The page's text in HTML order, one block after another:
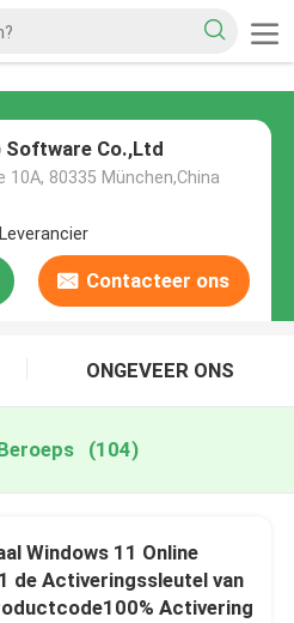
Software Co.,Ltd
10A, 80335 München,China
Contacteer ons
ONGEVEER ONS
(104)
Online
de Activeringssleutel van
Activering